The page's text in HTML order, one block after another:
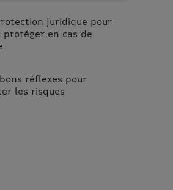
Juridique pour
protéger en cas de
réflexes pour
les risques